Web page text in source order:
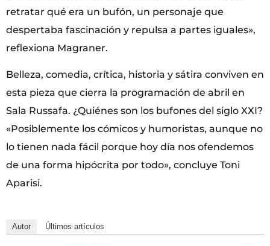
retratar qué era un bufón, un personaje que
despertaba fascinación y repulsa a partes iguales»,
reflexiona Magraner.
Belleza, comedia, crítica, historia y sátira conviven en
esta pieza que cierra la programación de abril en
Sala Russafa. ¿Quiénes son los bufones del siglo XXI?
«Posiblemente los cómicos y humoristas, aunque no
lo tienen nada fácil porque hoy día nos ofendemos
de una forma hipócrita por todo», concluye Toni
Aparisi.
Autor Últimos artículos